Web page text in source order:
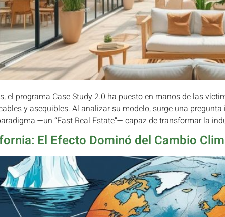
el programa Case Study 2.0 ha puesto en manos de las
y asequibles. Al analizar su modelo, surge una
—un “Fast Real Estate”— capaz de transformar la
El Efecto Dominó del Cambio